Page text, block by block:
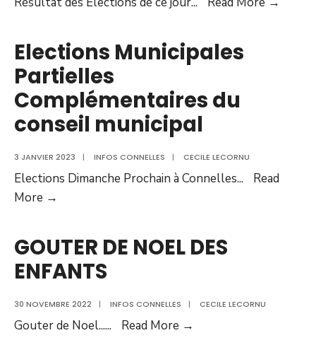
Elections Municipales
Partielles
Complémentaires du
conseil municipal
3 JANVIER 2023 | INFOS CONNELLES | CECILE LECORNU
Elections Dimanche Prochain à Connelles...
Read
More →
Complémentaires
du
municipal
GOUTER DE NOEL DES
ENFANTS
30 NOVEMBRE 2022 | INFOS CONNELLES | CECILE LECORNU
Gouter de Noel...... Read More →